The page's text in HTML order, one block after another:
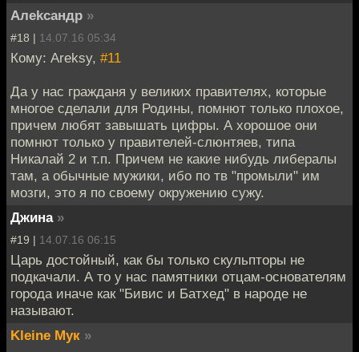
Алеkсандр »
#18 | 14.07.16 05:34
Кому: Areksy, #11
Да у нас гражданя у великих правителях, которые
многое сделали для Родины, помнют только плохое,
причем любят завышать цифры. А хорошое они
помнют только у правителей-слюнтяев, типа
Никалай 2 и т.п. Причем не какие нибудь либералы
там, а обычные мужики, ибо по тв "промыли" им
мозги, это я по своему окружению сужу.
Джина »
#19 | 14.07.16 06:15
Царь достойный, как бы только скульпторы не
подкачали. А то у нас памятники отцам-основателям
города иначе как "Бивис и Батхед" в народе не
называют.
Kleine Мук »